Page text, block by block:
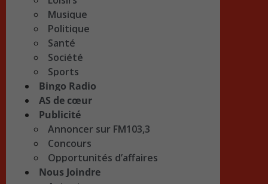
Musique
Politique
Santé
Société
Sports
Bingo Radio
AS de cœur
Publicité
Annoncer sur FM103,3
Concours
Opportunités d’affaires
Nous Joindre